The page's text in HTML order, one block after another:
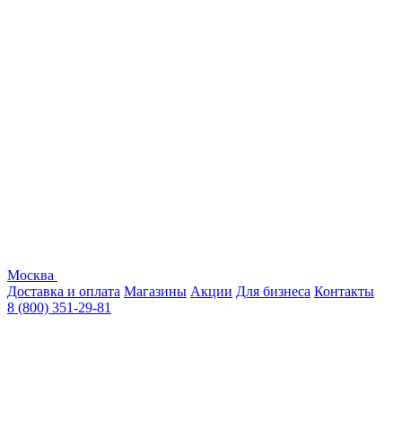
Москва
Доставка и оплата Магазины Акции Для бизнеса Контакты
8 (800) 351-29-81